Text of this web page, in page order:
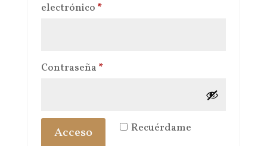
electrónico *Obligatorio
Contraseña *Obligatorio
Recuérdame
Acceso